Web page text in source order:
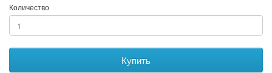
Количество
Купить